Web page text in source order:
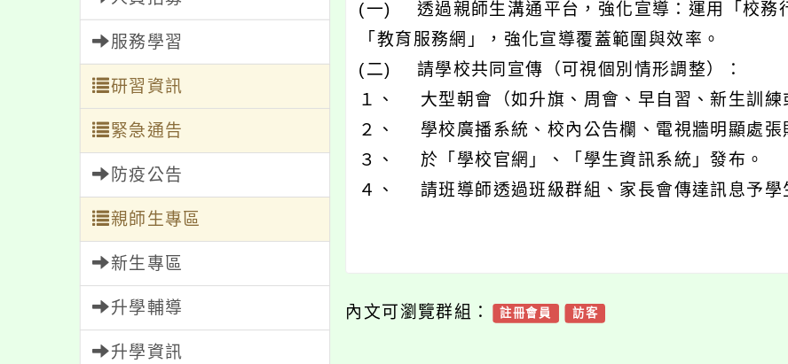
服務學習
研習資訊
緊急通告
防疫公告
親師生專區
新生專區
升學輔導
升學資訊
(一) 透過親師生溝通平台，強化宣導：運用「校務
「教育服務網」，強化宣導覆蓋範圍與效率。
(二) 請學校共同宣傳（可視個別情形調整）：
１、 大型朝會（如升旗、周會、早自習、新生訓練
２、 學校廣播系統、校內公告欄、電視牆明顯處張
３、 於「學校官網」、「學生資訊系統」發布。
４、 請班導師透過班級群組、家長會傳達訊息予學
內文可瀏覽群組： 註冊會員 訪客